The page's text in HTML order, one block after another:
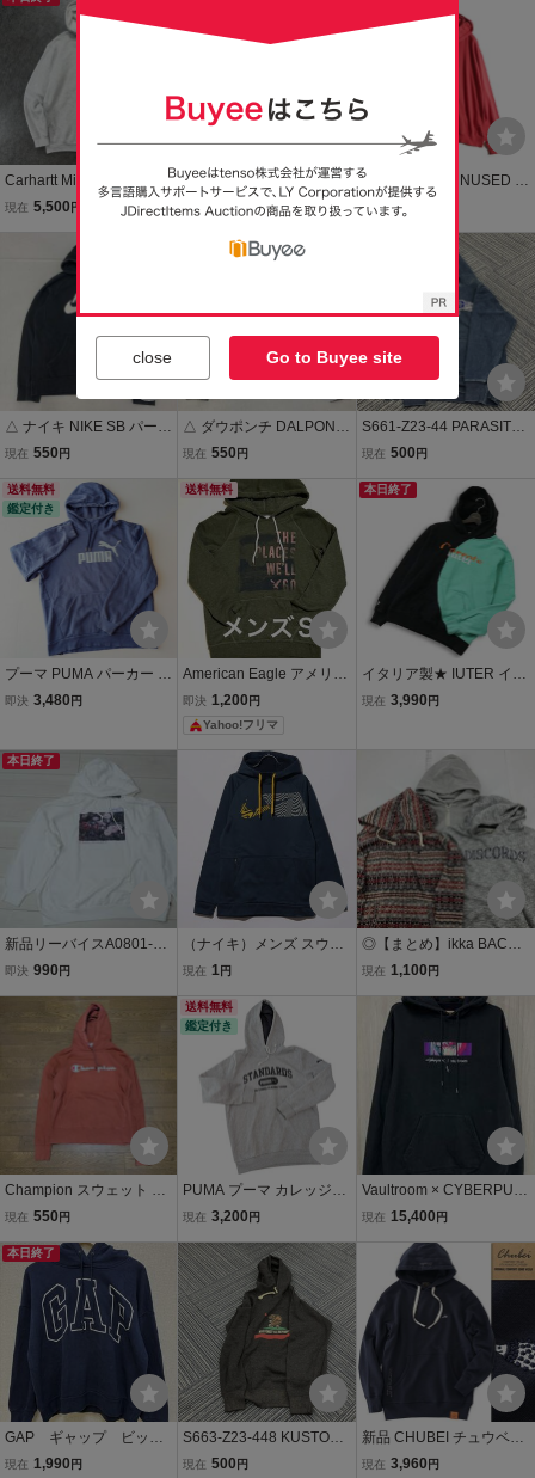
Carhartt Midweight PO H
oodie カーハート ミッド
ウェット パーカー フーデ
ィー グレー メンズ M-RE
G K121-HGY
現在 5,500 円
チャンピオン Champion
メンズ L グレー ブラック
プルオーバー パーカー ス
ウェット フーディー バイ
カラー 刺繍ロゴ アメカジ
現在 1,980円
R5894f26 ■UNUSED ア
ンユーズド■ Damaged
sweat hoodie ダメージス
ウェットフーディー プル
オーバー パーカー レッド
2 シーズンレス
現在 7,900
△ ナイキ NIKE SB パーカ
ー メンズ L ブラック プル
ディー スエット スケボー
10s アーカイブ ヴィンテ
ージ 古着
現在 550 円
本日終了
△ ダウポンチ DALPONT
E パーカー メンズ L グレ
プルオーバー フード ロゴ
フットサル 古着
現在 550 円
S661-Z23-44 PARASITE
パラサイト パーカー イン
ン プルオーバー フーディ
ー スウェット メンズ XL
現在 500 円
送料無料
鑑定付き
プーマ PUMA パーカー プ
ルオーバー フーディー ス
大きいサイズ スポーツ
即決 3,480 円
送料無料
American Eagle アメリカ
ンイーグル メンズ パー
カー／プルオーバー
即決 1,200 円
Yahoo!フリマ
本日終了
イタリア製★ IUTER イウ
ター 通年 CARROTS SPL
ウェット Sz.S メンズ
現在 3,990 円
本日終了
新品リーバイスA0801-00
34 JP Lサイズ/US Mサイ
ー パーカー スウェット ホ
ワイト/白 プルオーバー
即決 990 円
（ナイキ）メンズ スウェ
ットパーカー ナイキ サー
ーフーディ CU6270458
サイズ L
現在 1円
◎【まとめ】ikka BACK
NUMBER パーカー ジッ
L XL イッカ バックナンバ
ー スウェット フーディー
現在 1,100 円
Champion スウェット パ
ーカー M オレンジ ビッグ
バー チャンピオン メンズ
アメカジ 古着 ストリート
o73
現在 550 円
送料無料
鑑定付き
PUMA プーマ カレッジロ
ゴ スウェット パーカー L
ルオーバー 裏起毛 フーデ
ィー 刺繍ロゴ
現在 3,200 円
Vaultroom × CYBERPUN
K LUCY HOODIE スウェ
ー フーディー ボルトルー
ム サイバーパンク ルーシ
ー ブラック M
現在 15,400 円
本日終了
GAP ギャップ ビッグ
ロゴ プルオーバーパー
現在 1,990 円
S663-Z23-448 KUSTOMS
TYLE カスタムスタイル
現在 500 円
新品 CHUBEI チュウベイ
刺繍 フード スウェット パ
現在 3,960 円
close Go to Buyee site